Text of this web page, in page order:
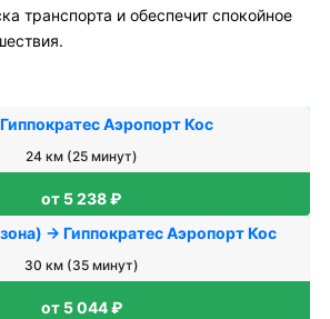
транспорта и обеспечит спокойное
Аэропорт Кос
24 км (25 минут)
от 5 238 ₽
→ Гиппократес Аэропорт Кос
30 км (35 минут)
от 5 044 ₽